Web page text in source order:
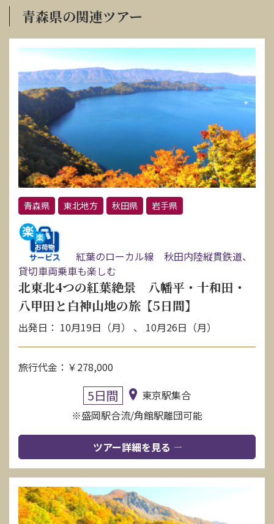
青森県の関連ツアー
青森県 東北地方 秋田県 岩手県
紅葉のローカル線 秋田内陸縦貫鉄道、
貸切車両乗車も楽しむ
北東北4つの紅葉絶景 八幡平・十和田・
八甲田と白神山地の旅【5日間】
出発日： 10月19日（月） 、 10月26日（月）
旅行代金：￥278,000
5日間
東京駅集合
※盛岡駅合流/角館駅離団可能
ツアー詳細を見る